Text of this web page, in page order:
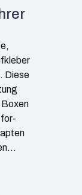
Diese
Boxen